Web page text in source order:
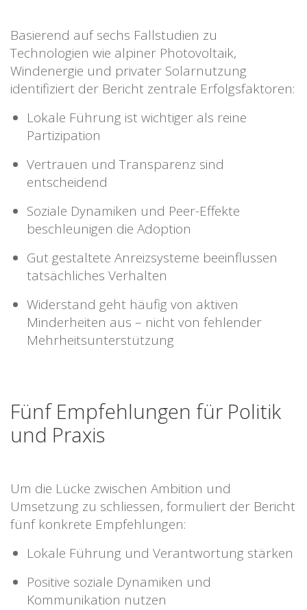
Basierend auf sechs Fallstudien zu
Technologien wie alpiner Photovoltaik,
Windenergie und privater Solarnutzung
identifiziert der Bericht zentrale Erfolgsfaktoren:
Lokale Führung ist wichtiger als reine
Partizipation
Vertrauen und Transparenz sind
entscheidend
Soziale Dynamiken und Peer-Effekte
beschleunigen die Adoption
Gut gestaltete Anreizsysteme beeinflussen
tatsächliches Verhalten
Widerstand geht häufig von aktiven
Minderheiten aus – nicht von fehlender
Mehrheitsunterstützung
Fünf Empfehlungen für Politik
und Praxis
Um die Lücke zwischen Ambition und
Umsetzung zu schliessen, formuliert der Bericht
fünf konkrete Empfehlungen:
Lokale Führung und Verantwortung stärken
Positive soziale Dynamiken und
Kommunikation nutzen